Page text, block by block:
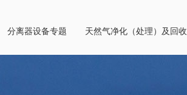
分离器设备专题 天然气净化（处理）及回收